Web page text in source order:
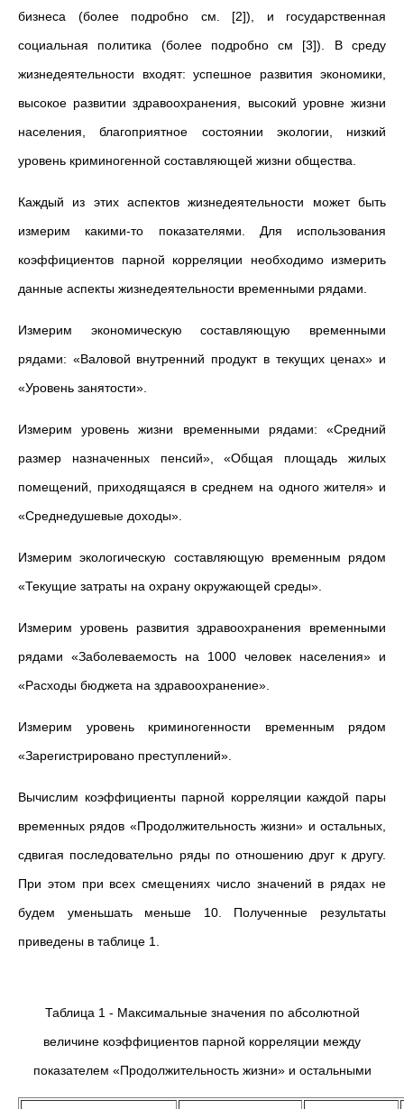
бизнеса (более подробно см. [2]), и государственная
социальная политика (более подробно см [3]). В среду
жизнедеятельности входят: успешное развития экономики,
высокое развитии здравоохранения, высокий уровне жизни
населения, благоприятное состоянии экологии, низкий
уровень криминогенной составляющей жизни общества.
Каждый из этих аспектов жизнедеятельности может быть
измерим какими-то показателями. Для использования
коэффициентов парной корреляции необходимо измерить
данные аспекты жизнедеятельности временными рядами.
Измерим экономическую составляющую временными
рядами: «Валовой внутренний продукт в текущих ценах» и
«Уровень занятости».
Измерим уровень жизни временными рядами: «Средний
размер назначенных пенсий», «Общая площадь жилых
помещений, приходящаяся в среднем на одного жителя» и
«Среднедушевые доходы».
Измерим экологическую составляющую временным рядом
«Текущие затраты на охрану окружающей среды».
Измерим уровень развития здравоохранения временными
рядами «Заболеваемость на 1000 человек населения» и
«Расходы бюджета на здравоохранение».
Измерим уровень криминогенности временным рядом
«Зарегистрировано преступлений».
Вычислим коэффициенты парной корреляции каждой пары
временных рядов «Продолжительность жизни» и остальных,
сдвигая последовательно ряды по отношению друг к другу.
При этом при всех смещениях число значений в рядах не
будем уменьшать меньше 10. Полученные результаты
приведены в таблице 1.
Таблица 1 - Максимальные значения по абсолютной
величине коэффициентов парной корреляции между
показателем «Продолжительность жизни» и остальными